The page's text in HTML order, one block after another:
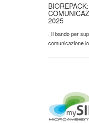
2025
. Il bando per
comunicazione